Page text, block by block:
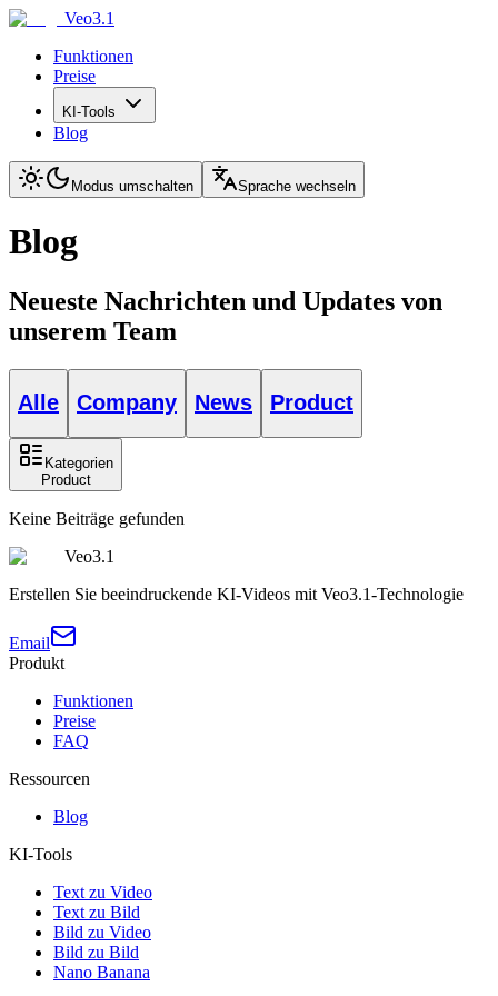
Veo3.1
Funktionen
Preise
KI-Tools
Blog
Modus umschalten Sprache wechseln
Blog
Neueste Nachrichten und Updates von
unserem Team
Alle Company News Product
Kategorien
Product
Keine Beiträge gefunden
Veo3.1
Erstellen Sie beeindruckende KI-Videos mit Veo3.1-Technologie
Email
Produkt
Funktionen
Preise
FAQ
Ressourcen
Blog
KI-Tools
Text zu Video
Text zu Bild
Bild zu Video
Bild zu Bild
Nano Banana